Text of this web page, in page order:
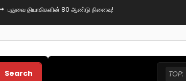
புதுவை தியாகிகளின் 80 ஆண்டு நினைவு!
Search TOP: